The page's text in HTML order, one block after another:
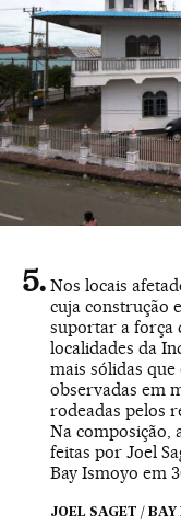
Nos locais
cuja construção
suportar a força
localidades da
mais sólidas
observadas em
rodeadas pelos
Na composição,
feitas por Joel
Bay Ismoyo em
JOEL SAGET / BAY